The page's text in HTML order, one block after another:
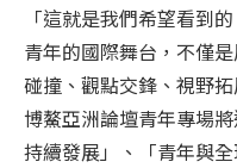
「這就是我們希望看到
青年的國際舞台，不僅
碰撞、觀點交鋒、視野
博鰲亞洲論壇青年專場
持續發展」、「青年與